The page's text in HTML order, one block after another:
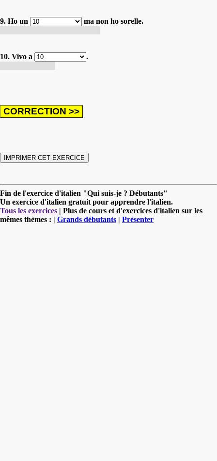
9. Ho un
ma non ho sorelle.
10. Vivo a
.
Fin de l'exercice d'italien "Qui suis-je ? Débutants"
Un exercice d'italien gratuit pour apprendre l'italien.
Tous les exercices | Plus de cours et d'exercices d'italien sur les
mêmes thèmes : | Grands débutants | Présenter